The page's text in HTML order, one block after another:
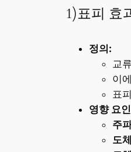
1)표피 효
정의:
교
이
표
영향 요
주
도